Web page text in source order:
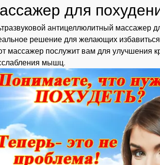
для
антицеллюлитный массажер
решение для желающих избавиться
массажер послужит вам для улучшения
мышц.